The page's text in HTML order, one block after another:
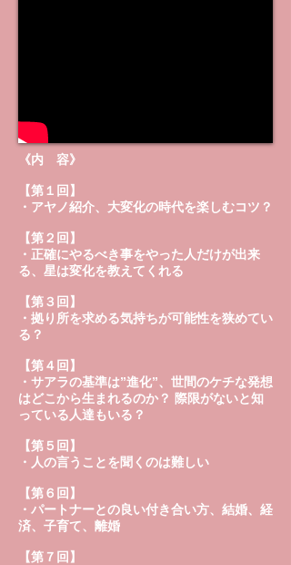
《内 容》
【第１回】
・アヤノ紹介、大変化の時代を楽しむコツ？
【第２回】
・正確にやるべき事をやった人だけが出来
る、星は変化を教えてくれる
【第３回】
・拠り所を求める気持ちが可能性を狭めてい
る？
【第４回】
・サアラの基準は”進化”、世間のケチな発想
はどこから生まれるのか？ 際限がないと知
っている人達もいる？
【第５回】
・人の言うことを聞くのは難しい
【第６回】
・パートナーとの良い付き合い方、結婚、経
済、子育て、離婚
【第７回】